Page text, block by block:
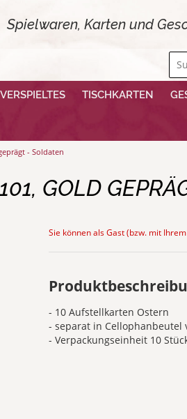
Spielwaren, Karten und
TISCHKARTEN
- Soldaten
GOLD
Sie können als Gast (bzw. mit
- 10 Aufstellkarten Ostern
- separat in Cellophanbeutel
- Verpackungseinheit 10